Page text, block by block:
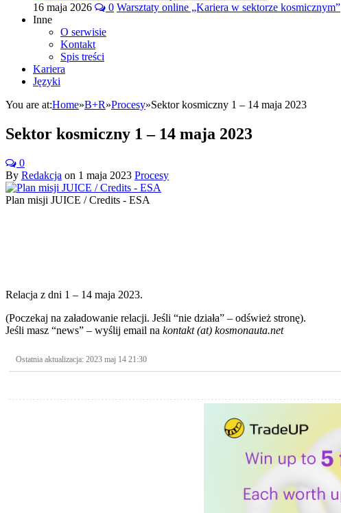
16 maja 2026 0 Warsztaty online „Kariera w sektorze kosmicznym”
Inne
O serwisie
Kontakt
Spis treści
Kariera
Języki
You are at:Home»B+R»Procesy»Sektor kosmiczny 1 – 14 maja 2023
Sektor kosmiczny 1 – 14 maja 2023
0
By Redakcja on 1 maja 2023 Procesy
Plan misji JUICE / Credits - ESA
Relacja z dni 1 – 14 maja 2023.
(Poczekaj na załadowanie relacji. Jeśli “nie działa” – odśwież stronę).
Jeśli masz “news” – wyślij email na kontakt (at) kosmonauta.net
Ostatnia aktualizacja: 2023 maj 14 21:30